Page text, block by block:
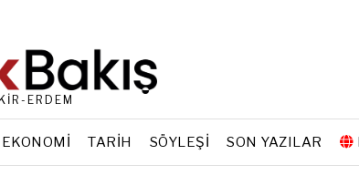
ERDEM
EKONOMI TARIH SÖYLEŞI SON YAZILAR